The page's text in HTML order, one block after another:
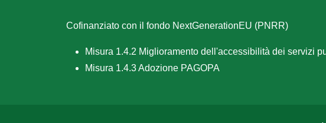
Cofinanziato con il fondo NextGenerationEU (PNRR)
Misura 1.4.2 Miglioramento dell'accessibilità dei servizi
Misura 1.4.3 Adozione PAGOPA